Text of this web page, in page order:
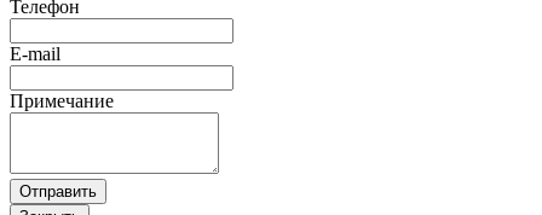
Телефон
E-mail
Примечание
Отправить